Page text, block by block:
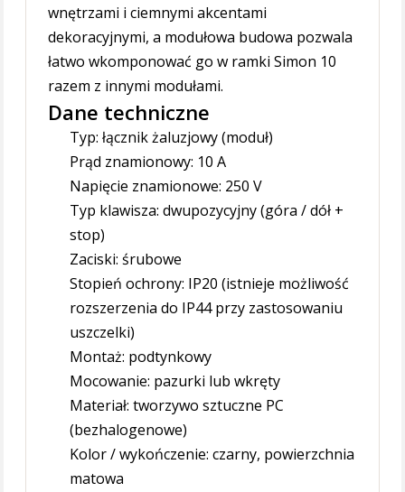
wnętrzami i ciemnymi akcentami
dekoracyjnymi, a modułowa budowa pozwala
łatwo wkomponować go w ramki Simon 10
razem z innymi modułami.
Dane techniczne
Typ: łącznik żaluzjowy (moduł)
Prąd znamionowy: 10 A
Napięcie znamionowe: 250 V
Typ klawisza: dwupozycyjny (góra / dół +
stop)
Zaciski: śrubowe
Stopień ochrony: IP20 (istnieje możliwość
rozszerzenia do IP44 przy zastosowaniu
uszczelki)
Montaż: podtynkowy
Mocowanie: pazurki lub wkręty
Materiał: tworzywo sztuczne PC
(bezhalogenowe)
Kolor / wykończenie: czarny, powierzchnia
matowa